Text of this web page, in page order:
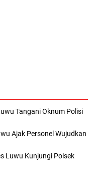
Tangani Oknum Polisi
Ajak Personel Wujudkan
Luwu Kunjungi Polsek